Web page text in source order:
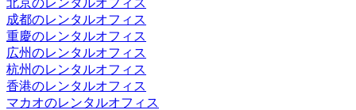
成都のレンタルオフィス
重慶のレンタルオフィス
広州のレンタルオフィス
杭州のレンタルオフィス
香港のレンタルオフィス
マカオのレンタルオフィス